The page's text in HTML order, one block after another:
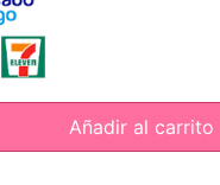
Añadir al carrito